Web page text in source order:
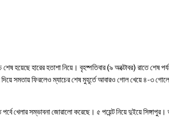
হয়েছে হারের হতাশা নিয়ে। বৃহষ্পতিবার (৯ অক্টোবর) রাতে শেষ
সমতায় ফিরলেও ম্যাচের শেষ মুহূর্তে আবারও গোল খেয়ে ৪-৩ গোলে
খেলার সম্ভাবনা জোরালো করেছে। ৫ পয়েন্ট নিয়ে দুইয়ে